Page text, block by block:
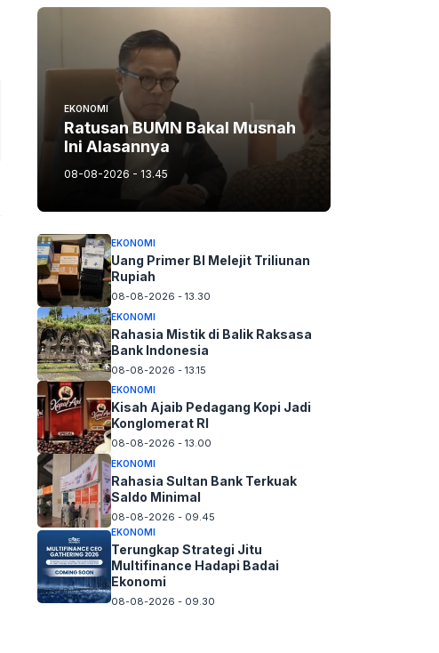
EKONOMI
Ratusan BUMN Bakal Musnah
Ini Alasannya
08-08-2026 - 13.45
EKONOMI
Uang Primer BI Melejit Triliunan
Rupiah
08-08-2026 - 13.30
EKONOMI
Rahasia Mistik di Balik Raksasa
Bank Indonesia
08-08-2026 - 13.15
EKONOMI
Kisah Ajaib Pedagang Kopi Jadi
Konglomerat RI
08-08-2026 - 13.00
EKONOMI
Rahasia Sultan Bank Terkuak
Saldo Minimal
08-08-2026 - 09.45
EKONOMI
Terungkap Strategi Jitu
Multifinance Hadapi Badai
Ekonomi
08-08-2026 - 09.30